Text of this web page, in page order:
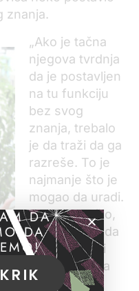
znanja.
„Ako je tačna
njegova tvrdnja
da je postavljen
na tu funkciju
bez svog
znanja, trebalo
je da traži da ga
razreše. To je
najmanje što je
mogao da uradi.
Ako nije tražio,
znači da želi da
ubuduće vrši
funkciju člana
nadzornog
DA
DA